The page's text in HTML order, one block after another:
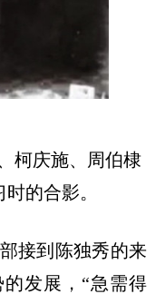
柯庆施、周伯棣
的合影。
接到陈独秀的来
发展， “急需得